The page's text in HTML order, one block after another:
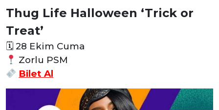
Thug Life Halloween ‘Trick or
Treat’
🗓 28 Ekim Cuma
Zorlu PSM
Bilet Al